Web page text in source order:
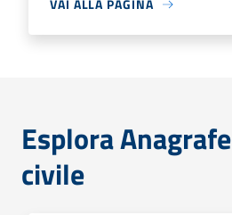
VAI ALLA PAGINA
Esplora
civile